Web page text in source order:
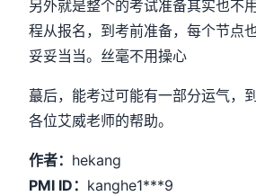
另外就是整个的考试准备其实也不
程从报名，到考前准备，每个节点
妥妥当当。丝毫不用操心
蕞后，能考过可能有一部分运气，
各位艾威老师的帮助。
作者： hekang
PMI ID： kanghe1***9